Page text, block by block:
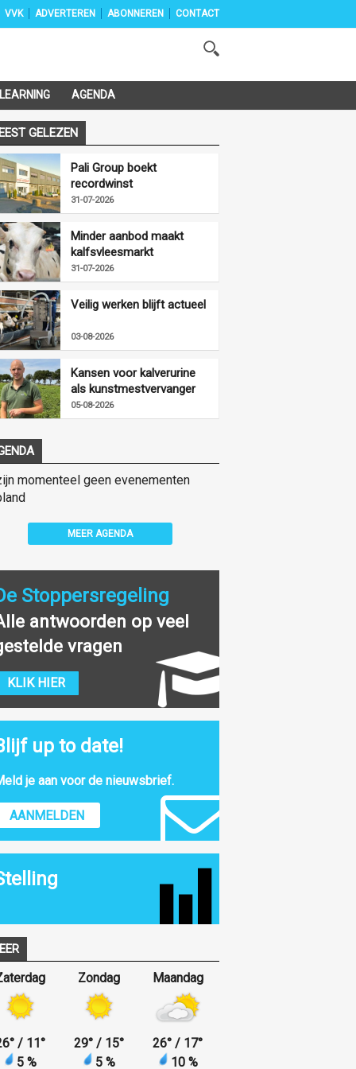
AGENDA
VVK ADVERTEREN ABONNEREN CONTACT
GELEZEN
Pali Group boekt
recordwinst
31-07-2026
Minder aanbod maakt
kalfsvleesmarkt
vriendelijker
31-07-2026
Veilig werken blijft actueel
03-08-2026
Kansen voor kalverurine
als kunstmestvervanger
05-08-2026
momenteel geen evenementen
MEER AGENDA
Stoppersregeling
antwoorden op veel
vragen
KLIK HIER
up to date!
je aan voor de nieuwsbrief.
AANMELDEN
° / 11 °
5 %
Zondag
29° / 15°
5 %
Maandag
26° / 17°
10 %